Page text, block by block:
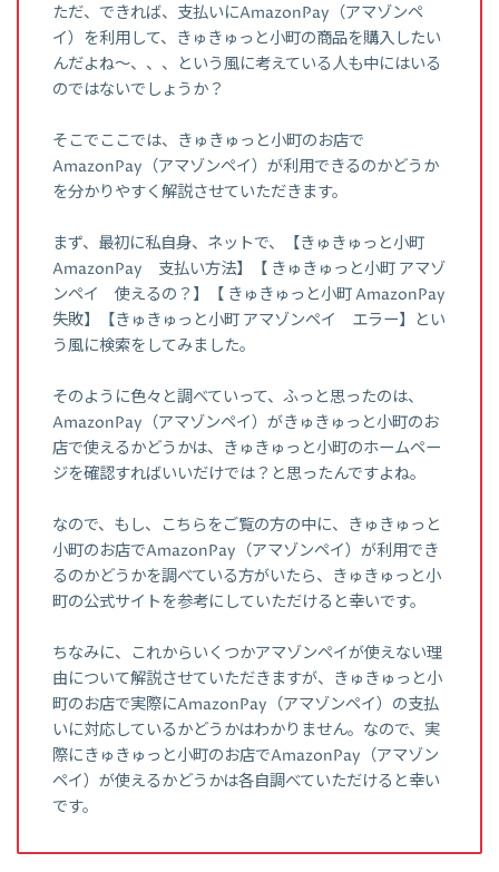
ただ、できれば、支払いにAmazonPay（アマゾンペ
イ）を利用して、きゅきゅっと小町の商品を購入したい
んだよね～、、、という風に考えている人も中にはいる
のではないでしょうか？
そこでここでは、きゅきゅっと小町のお店で
AmazonPay（アマゾンペイ）が利用できるのかどうか
を分かりやすく解説させていただきます。
まず、最初に私自身、ネットで、【きゅきゅっと小町
AmazonPay 支払い方法】【 きゅきゅっと小町 アマゾ
ンペイ 使えるの？】【 きゅきゅっと小町 AmazonPay
失敗】【きゅきゅっと小町 アマゾンペイ エラー】とい
う風に検索をしてみました。
そのように色々と調べていって、ふっと思ったのは、
AmazonPay（アマゾンペイ）がきゅきゅっと小町のお
店で使えるかどうかは、きゅきゅっと小町のホームペー
ジを確認すればいいだけでは？と思ったんですよね。
なので、もし、こちらをご覧の方の中に、きゅきゅっと
小町のお店でAmazonPay（アマゾンペイ）が利用でき
るのかどうかを調べている方がいたら、きゅきゅっと小
町の公式サイトを参考にしていただけると幸いです。
ちなみに、これからいくつかアマゾンペイが使えない理
由について解説させていただきますが、きゅきゅっと小
町のお店で実際にAmazonPay（アマゾンペイ）の支払
いに対応しているかどうかはわかりません。なので、実
際にきゅきゅっと小町のお店でAmazonPay（アマゾン
ペイ）が使えるかどうかは各自調べていただけると幸い
です。